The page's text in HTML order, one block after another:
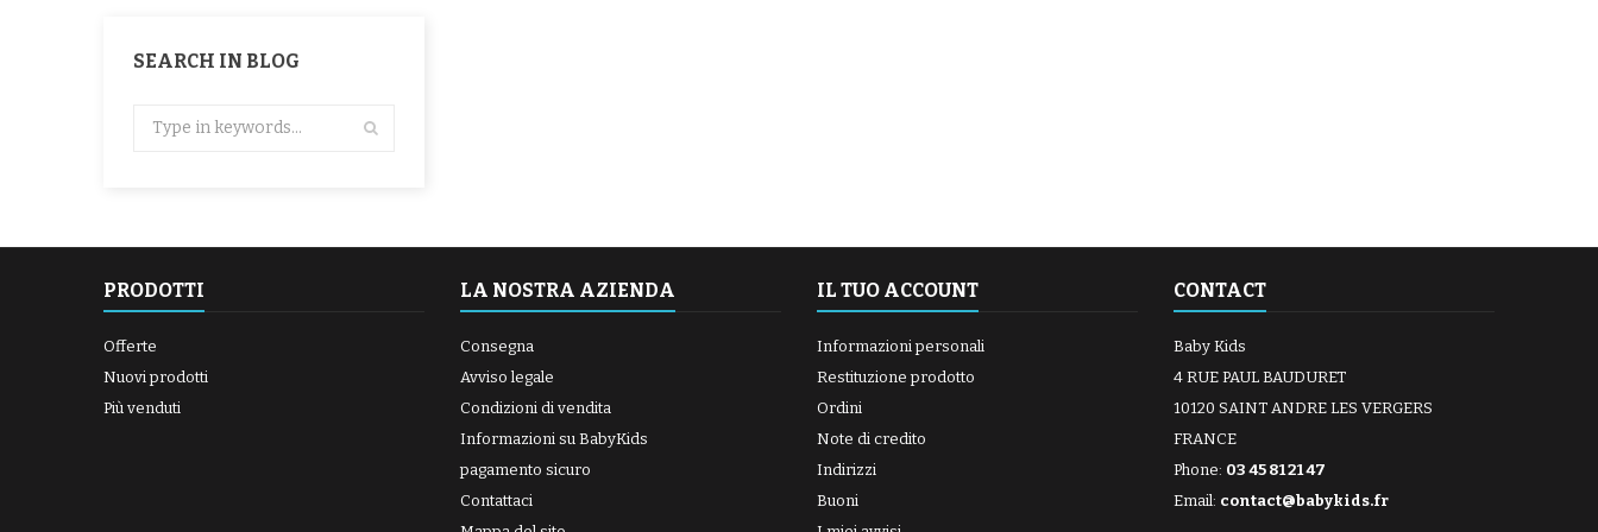
SEARCH IN BLOG
PRODOTTI
Offerte
Nuovi prodotti
Più venduti
LA NOSTRA AZIENDA
Consegna
Avviso legale
Condizioni di vendita
Informazioni su BabyKids
pagamento sicuro
Contattaci
IL TUO ACCOUNT
Informazioni personali
Restituzione prodotto
Ordini
Note di credito
Indirizzi
Buoni
CONTACT
Baby Kids
4 RUE PAUL BAUDURET
10120 SAINT ANDRE LES VERGERS
FRANCE
Phone: 03 45 81 21 47
Email: contact@babykids.fr